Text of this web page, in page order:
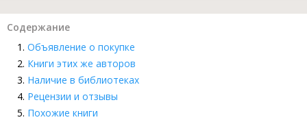
Содержание
Объявление о покупке
Книги этих же авторов
Наличие в библиотеках
Рецензии и отзывы
Похожие книги